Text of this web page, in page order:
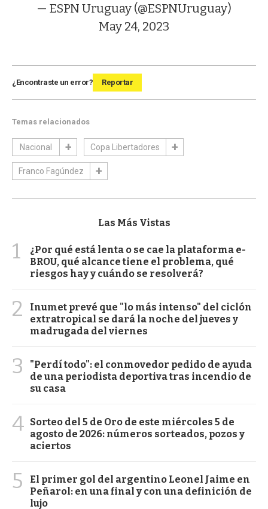
— ESPN Uruguay (@ESPNUruguay)
May 24, 2023
¿Encontraste un error? Reportar
Temas relacionados
Nacional Copa Libertadores
Franco Fagúndez
Las Más Vistas
1
¿Por qué está lenta o se cae la plataforma e-
BROU, qué alcance tiene el problema, qué
riesgos hay y cuándo se resolverá?
2
Inumet prevé que "lo más intenso" del ciclón
extratropical se dará la noche del jueves y
madrugada del viernes
3
"Perdí todo": el conmovedor pedido de ayuda
de una periodista deportiva tras incendio de
su casa
4 Sorteo del 5 de Oro de este miércoles 5 de
agosto de 2026: números sorteados, pozos y
aciertos
5
El primer gol del argentino Leonel Jaime en
Peñarol: en una final y con una definición de
lujo